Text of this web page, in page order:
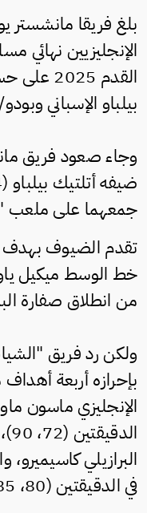
بلغ فريقا مانشستر
الإنجليزيين نهائي
القدم
بيلباو الإسباني
وجاء صعود فريق
جمعهما على ملعب
تقدم الضيوف بهدف
من انطلاق صفارة
ولكن رد فريق
بإحرازه أربعة
الإنجليزي ماسون
البرازيلي
في الدقيقتين (80، 85) على الترتيب.